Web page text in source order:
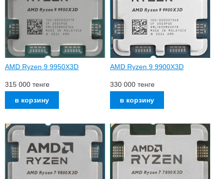
AMD Ryzen 9 9950X3D
315 000 тенге
AMD Ryzen 9 9900X3D
330 000 тенге